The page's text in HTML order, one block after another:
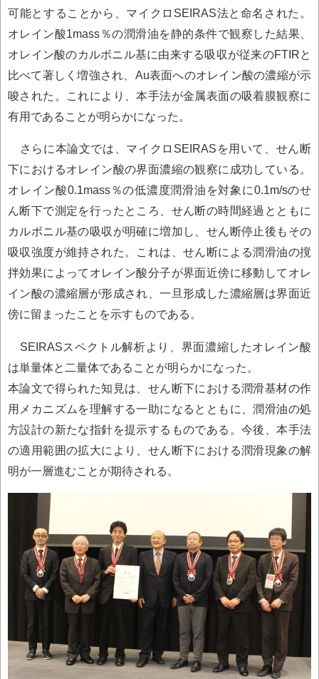
可能とすることから、マイクロSEIRAS法と命名された。
オレイン酸1mass％の潤滑油を静的条件で観察した結果、
オレイン酸のカルボニル基に由来する吸収が従来のFTIRと
比べて著しく増強され、Au表面へのオレイン酸の濃縮が示
唆された。これにより、本手法が金属表面の吸着膜観察に
有用であることが明らかになった。
さらに本論文では、マイクロSEIRASを用いて、せん断
下におけるオレイン酸の界面濃縮の観察に成功している。
オレイン酸0.1mass％の低濃度潤滑油を対象に0.1m/sのせ
ん断下で測定を行ったところ、せん断の時間経過とともに
カルボニル基の吸収が明確に増加し、せん断停止後もその
吸収強度が維持された。これは、せん断による潤滑油の撹
拌効果によってオレイン酸分子が界面近傍に移動してオレ
イン酸の濃縮層が形成され、一旦形成した濃縮層は界面近
傍に留まったことを示すものである。
SEIRASスペクトル解析より、界面濃縮したオレイン酸
は単量体と二量体であることが明らかになった。
本論文で得られた知見は、せん断下における潤滑基材の作
用メカニズムを理解する一助になるとともに、潤滑油の処
方設計の新たな指針を提示するものである。今後、本手法
の適用範囲の拡大により、せん断下における潤滑現象の解
明が一層進むことが期待される。